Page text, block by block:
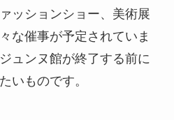
ッションショー、美術展
な催事が予定されていま
ュンヌ館が終了する前に
いものです。